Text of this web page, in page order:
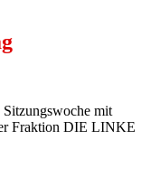
mit
Fraktion DIE LINKE